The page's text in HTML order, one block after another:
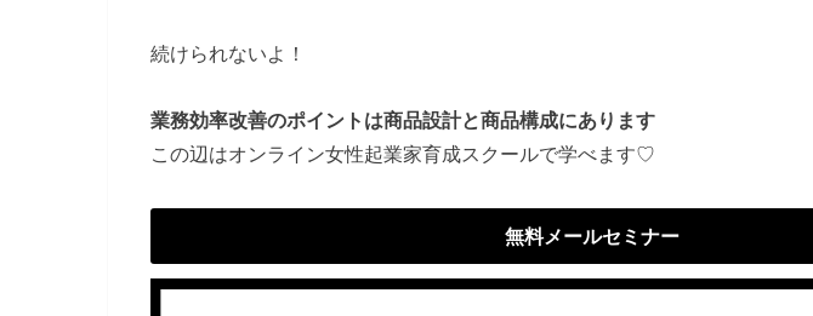
続けられないよ！
業務効率改善のポイントは商品設計と商品構成にあります
この辺はオンライン女性起業家育成スクールで学べます♡
無料メールセミナー